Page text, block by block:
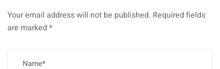
Your email address will not be published. Required fields
are marked *